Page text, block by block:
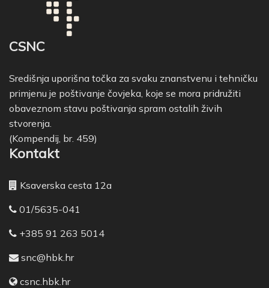
CSNC
Središnja uporišna točka za svaku znanstvenu i tehničku
primjenu je poštivanje čovjeka, koje se mora pridružiti
obaveznom stavu poštivanja spram ostalih živih
stvorenja.
(Kompendij, br. 459)
Kontakt
Ksaverska cesta 12a
01/5635-041
+385 91 263 5014
snc@hbk.hr
csnc.hbk.hr